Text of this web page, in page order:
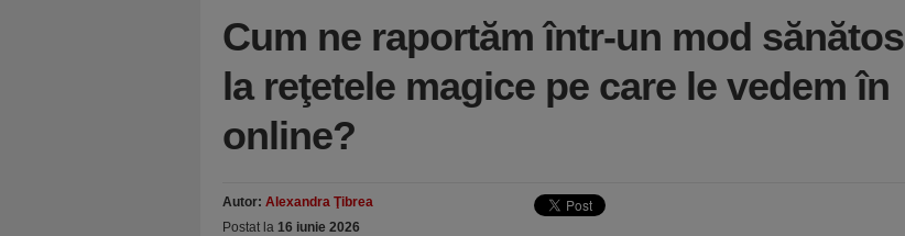
Cum ne raportăm într-un mod sănătos
la reţetele magice pe care le vedem în
online?
Autor: Alexandra Ţibrea
Postat la 16 iunie 2026